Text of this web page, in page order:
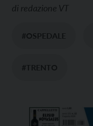
di redazione VT
#OSPEDALE
#TRENTO